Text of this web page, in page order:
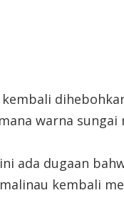
warna
ada dugaan
kembali